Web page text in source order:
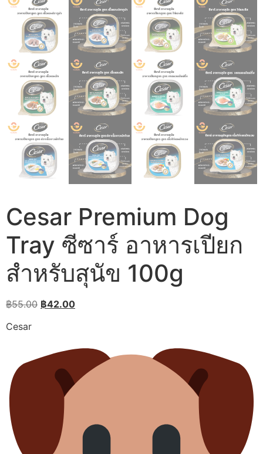
Cesar Premium Dog
Tray ซีซาร์ อาหารเปียก
สำหรับสุนัข 100g
฿55.00 Original
฿55.00.
฿42.00Current
฿42.00.
Cesar